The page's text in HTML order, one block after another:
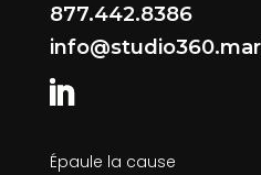
877.442.8386
Épaule la cause